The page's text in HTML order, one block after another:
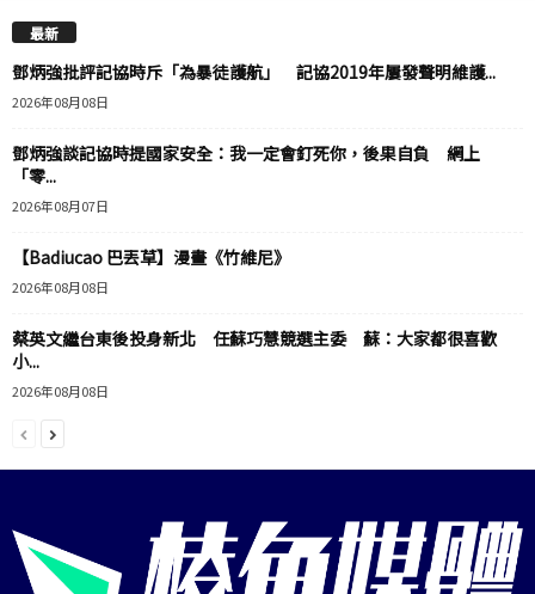
最新
鄧炳強批評記協時斥「為暴徒護航」 記協2019年屢發聲明維護...
2026年08月08日
鄧炳強談記協時提國家安全：我一定會釘死你，後果自負 網上
「零...
2026年08月07日
【Badiucao 巴丟草】漫畫《竹維尼》
2026年08月08日
蔡英文繼台東後投身新北 任蘇巧慧競選主委 蘇：大家都很喜歡
小...
2026年08月08日